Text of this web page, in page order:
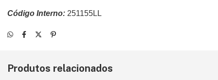
Código Interno: 251155LL
Produtos relacionados